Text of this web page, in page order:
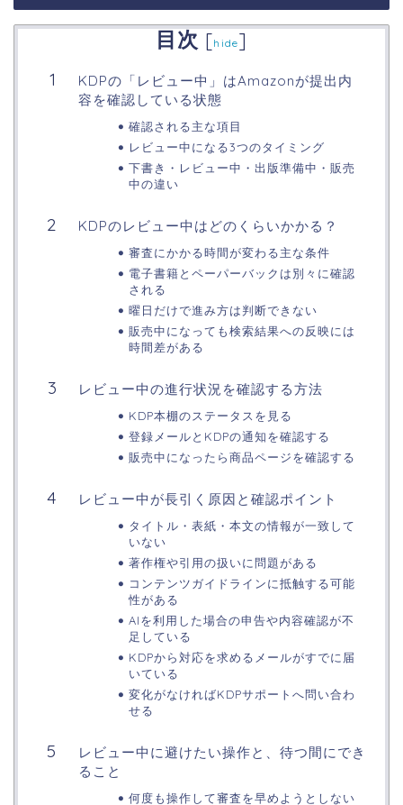
目次 [hide]
KDPの「レビュー中」はAmazonが提出内
容を確認している状態
確認される主な項目
レビュー中になる3つのタイミング
下書き・レビュー中・出版準備中・販売
中の違い
KDPのレビュー中はどのくらいかかる？
審査にかかる時間が変わる主な条件
電子書籍とペーパーバックは別々に確認
される
曜日だけで進み方は判断できない
販売中になっても検索結果への反映には
時間差がある
レビュー中の進行状況を確認する方法
KDP本棚のステータスを見る
登録メールとKDPの通知を確認する
販売中になったら商品ページを確認する
レビュー中が長引く原因と確認ポイント
タイトル・表紙・本文の情報が一致して
いない
著作権や引用の扱いに問題がある
コンテンツガイドラインに抵触する可能
性がある
AIを利用した場合の申告や内容確認が不
足している
KDPから対応を求めるメールがすでに届
いている
変化がなければKDPサポートへ問い合わ
せる
レビュー中に避けたい操作と、待つ間にでき
ること
何度も操作して審査を早めようとしない